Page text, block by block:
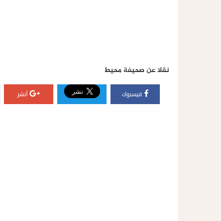
نقلا عن صحيفة محيط
فيسبوك أنشر